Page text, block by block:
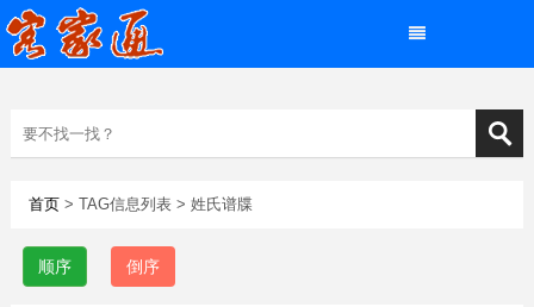
首页> TAG信息列表 > 姓氏谱牒
顺序 倒序